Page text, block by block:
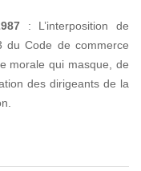
: L’interposition de
du Code de commerce
morale qui masque, de
des dirigeants de la